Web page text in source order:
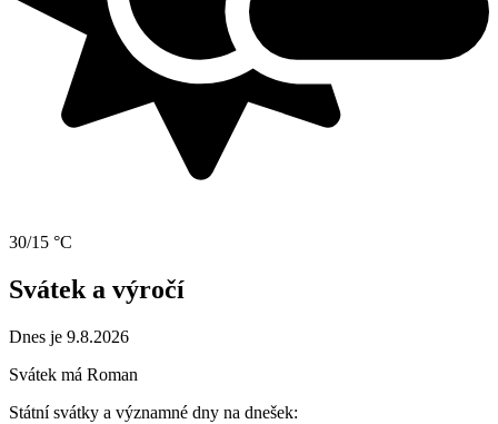
30/15 °C
Svátek a výročí
Dnes je 9.8.2026
Svátek má Roman
Státní svátky a významné dny na dnešek: